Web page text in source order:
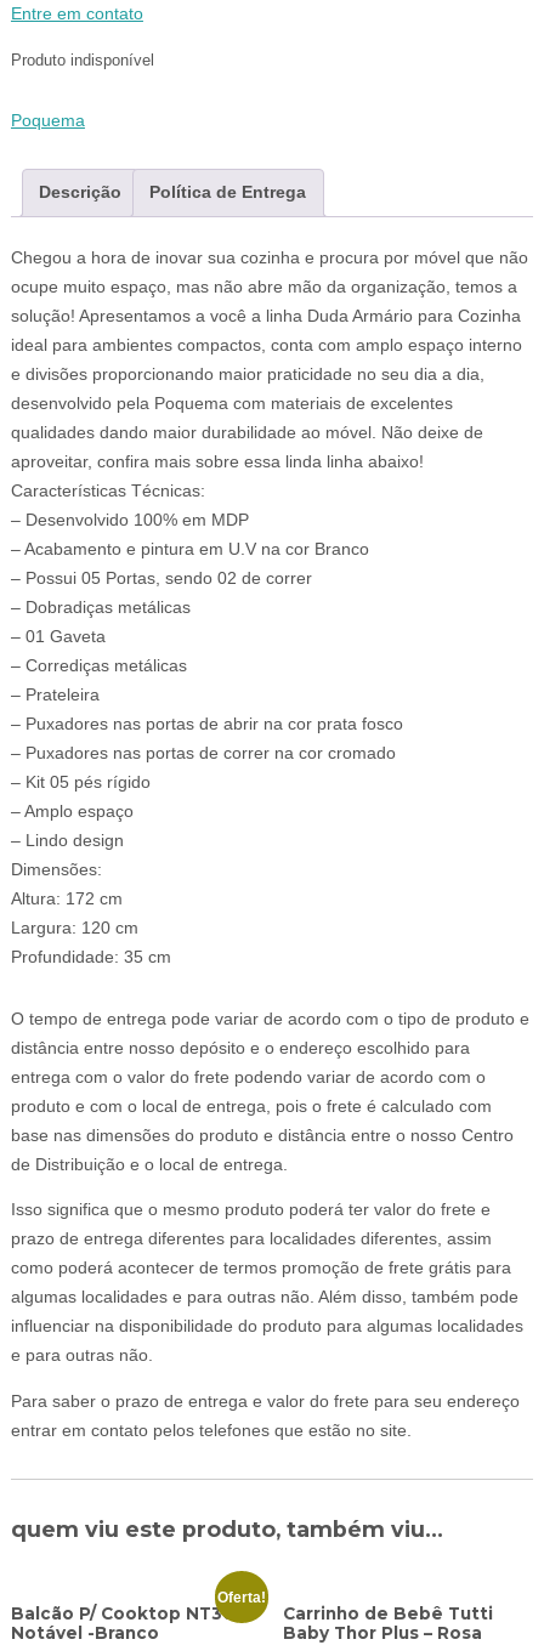
Entre em contato
Produto indisponível
Poquema
Descrição Política de Entrega
Chegou a hora de inovar sua cozinha e procura por móvel que não
ocupe muito espaço, mas não abre mão da organização, temos a
solução! Apresentamos a você a linha Duda Armário para Cozinha
ideal para ambientes compactos, conta com amplo espaço interno
e divisões proporcionando maior praticidade no seu dia a dia,
desenvolvido pela Poquema com materiais de excelentes
qualidades dando maior durabilidade ao móvel. Não deixe de
aproveitar, confira mais sobre essa linda linha abaixo!
Características Técnicas:
– Desenvolvido 100% em MDP
– Acabamento e pintura em U.V na cor Branco
– Possui 05 Portas, sendo 02 de correr
– Dobradiças metálicas
– 01 Gaveta
– Corrediças metálicas
– Prateleira
– Puxadores nas portas de abrir na cor prata fosco
– Puxadores nas portas de correr na cor cromado
– Kit 05 pés rígido
– Amplo espaço
– Lindo design
Dimensões:
Altura: 172 cm
Largura: 120 cm
Profundidade: 35 cm
O tempo de entrega pode variar de acordo com o tipo de produto e
distância entre nosso depósito e o endereço escolhido para
entrega com o valor do frete podendo variar de acordo com o
produto e com o local de entrega, pois o frete é calculado com
base nas dimensões do produto e distância entre o nosso Centro
de Distribuição e o local de entrega.
Isso significa que o mesmo produto poderá ter valor do frete e
prazo de entrega diferentes para localidades diferentes, assim
como poderá acontecer de termos promoção de frete grátis para
algumas localidades e para outras não. Além disso, também pode
influenciar na disponibilidade do produto para algumas localidades
e para outras não.
Para saber o prazo de entrega e valor do frete para seu endereço
entrar em contato pelos telefones que estão no site.
quem viu este produto, também viu...
Oferta!
Balcão P/ Cooktop NT3050
Notável -Branco
Carrinho de Bebê Tutti
Baby Thor Plus – Rosa